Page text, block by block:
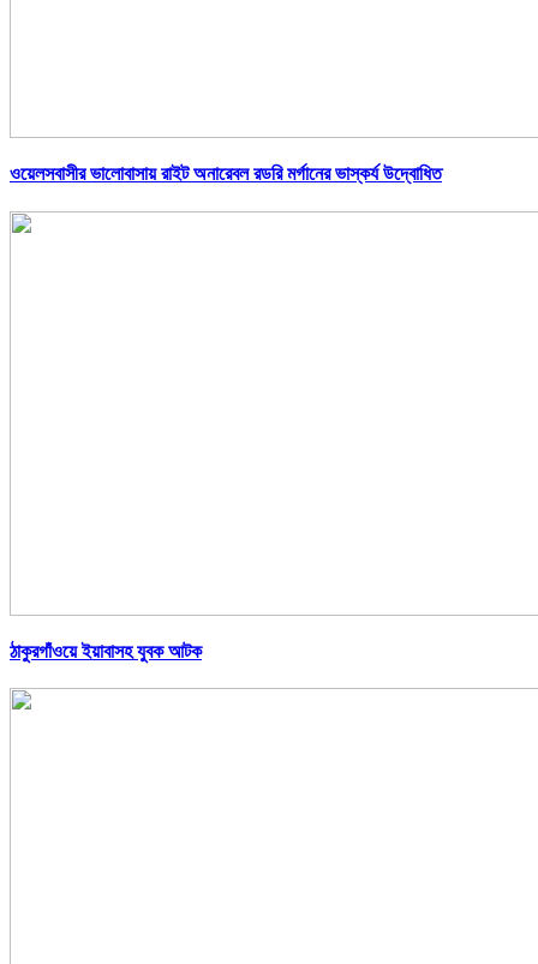
ওয়েলসবাসীর ভালোবাসায় রাইট অনারেবল রডরি মর্গানের ভাস্কর্য উদ্বোধিত
ঠাকুরগাঁওয়ে ইয়াবাসহ যুবক আটক